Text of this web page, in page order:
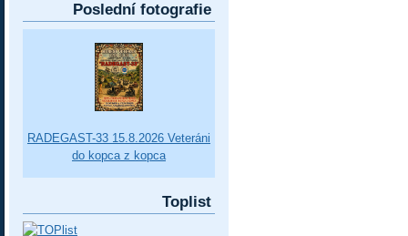
Poslední fotografie
RADEGAST-33 15.8.2026 Veteráni
do kopca z kopca
Toplist